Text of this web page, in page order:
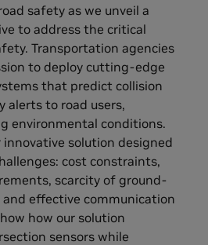
safety as we unveil a
to address the critical
Transportation agencies
to deploy cutting-edge
that predict collision
alerts to road users,
environmental conditions.
solution designed
cost constraints,
scarcity of ground-
effective communication
how our solution
sensors while